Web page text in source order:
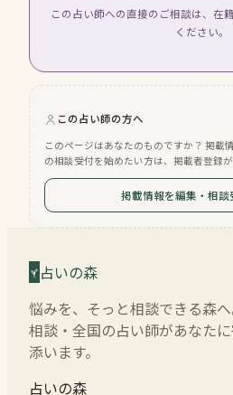
この占い師への直接のご相談は、在
ください。
この占い師の方へ
このページはあなたのものですか？ 掲載
の相談受付を始めたい方は、掲載者登録が
掲載情報を編集・相談
占いの森
悩みを、そっと相談できる森へ
相談・全国の占い師があなたに
添います。
占いの森